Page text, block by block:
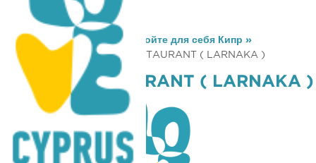
You are here: Home »Откройте для себя Кипр »
Gastronomy
» KITSIOS RESTAURANT ( LARNAKA )
KITSIOS RESTAURANT ( LARNAKA )